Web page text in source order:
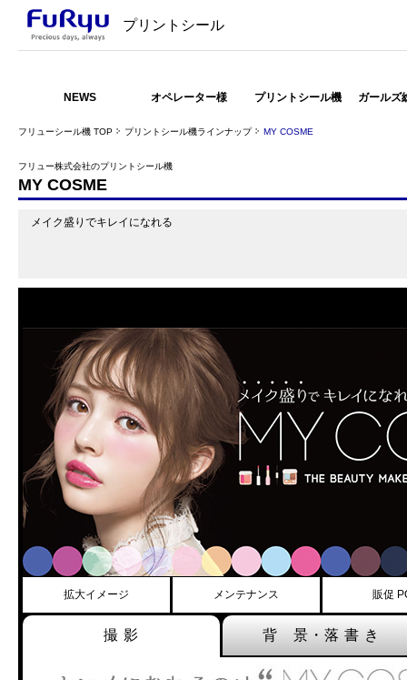
プリントシール
NEWS オペレーター様 プリントシール機 ガールズ
フリューシール機 TOP プリントシール機ラインナップ MY COSME
フリュー株式会社のプリントシール機
MY COSME
メイク盛りでキレイになれる
拡大イメージ メンテナンス 販促
撮 影 背 景・落 書 き